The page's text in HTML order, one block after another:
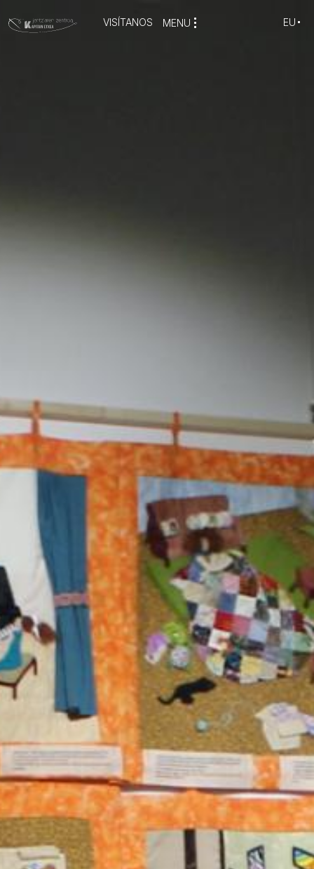
VISÍTANOS MENU EU